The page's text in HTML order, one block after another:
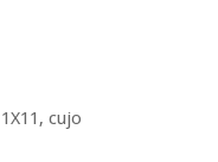
cujo